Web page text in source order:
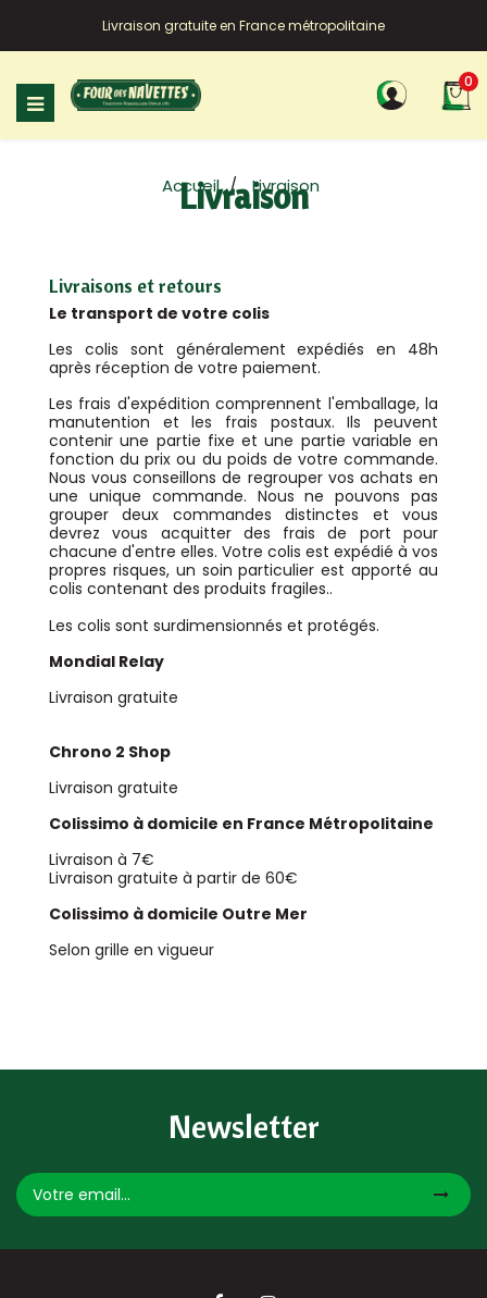
Livraison gratuite en France métropolitaine
0
Basculer
la
navigation
☰
Accueil Livraison
Livraison
Livraisons et retours
Le transport de votre colis
Les colis sont généralement expédiés en 48h
après réception de votre paiement.
Les frais d'expédition comprennent l'emballage, la
manutention et les frais postaux. Ils peuvent
contenir une partie fixe et une partie variable en
fonction du prix ou du poids de votre commande.
Nous vous conseillons de regrouper vos achats en
une unique commande. Nous ne pouvons pas
grouper deux commandes distinctes et vous
devrez vous acquitter des frais de port pour
chacune d'entre elles. Votre colis est expédié à vos
propres risques, un soin particulier est apporté au
colis contenant des produits fragiles..
Les colis sont surdimensionnés et protégés.
Mondial Relay
Livraison gratuite
Chrono 2 Shop
Livraison gratuite
Colissimo à domicile en France Métropolitaine
Livraison à 7€
Livraison gratuite à partir de 60€
Colissimo à domicile Outre Mer
Selon grille en vigueur
Newsletter